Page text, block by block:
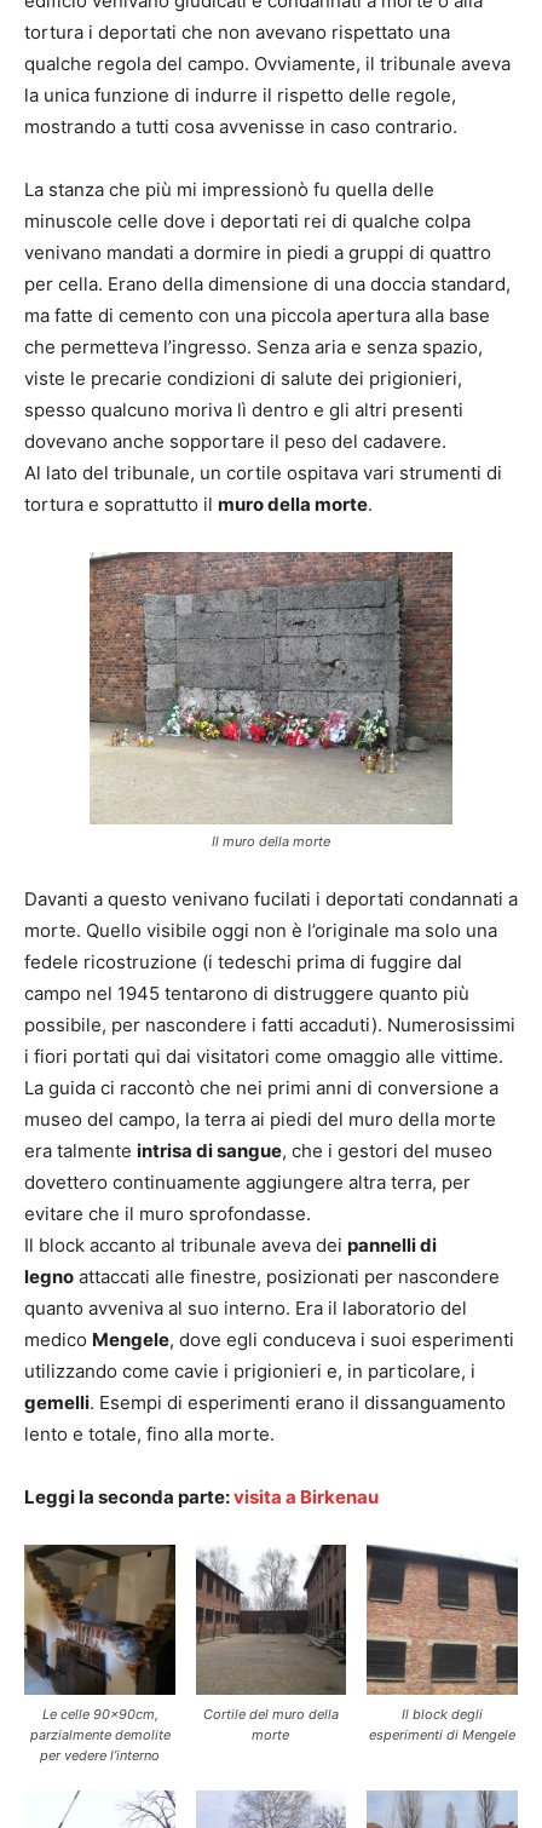
tortura i deportati che non avevano rispettato una
qualche regola del campo. Ovviamente, il tribunale aveva
la unica funzione di indurre il rispetto delle regole,
mostrando a tutti cosa avvenisse in caso contrario.
La stanza che più mi impressionò fu quella delle
minuscole celle dove i deportati rei di qualche colpa
venivano mandati a dormire in piedi a gruppi di quattro
per cella. Erano della dimensione di una doccia standard,
ma fatte di cemento con una piccola apertura alla base
che permetteva l’ingresso. Senza aria e senza spazio,
viste le precarie condizioni di salute dei prigionieri,
spesso qualcuno moriva lì dentro e gli altri presenti
dovevano anche sopportare il peso del cadavere.
Al lato del tribunale, un cortile ospitava vari strumenti di
tortura e soprattutto il muro della morte.
Il muro della morte
Davanti a questo venivano fucilati i deportati condannati a
morte. Quello visibile oggi non è l’originale ma solo una
fedele ricostruzione (i tedeschi prima di fuggire dal
campo nel 1945 tentarono di distruggere quanto più
possibile, per nascondere i fatti accaduti). Numerosissimi
i fiori portati qui dai visitatori come omaggio alle vittime.
La guida ci raccontò che nei primi anni di conversione a
museo del campo, la terra ai piedi del muro della morte
era talmente intrisa di sangue, che i gestori del museo
dovettero continuamente aggiungere altra terra, per
evitare che il muro sprofondasse.
Il block accanto al tribunale aveva dei pannelli di
legno attaccati alle finestre, posizionati per nascondere
quanto avveniva al suo interno. Era il laboratorio del
medico Mengele, dove egli conduceva i suoi esperimenti
utilizzando come cavie i prigionieri e, in particolare, i
gemelli. Esempi di esperimenti erano il dissanguamento
lento e totale, fino alla morte.
Leggi la seconda parte:visita a Birkenau
Le celle 90x90cm,
parzialmente demolite
per vedere l’interno
Cortile del muro della
morte
Il block degli
esperimenti di Mengele